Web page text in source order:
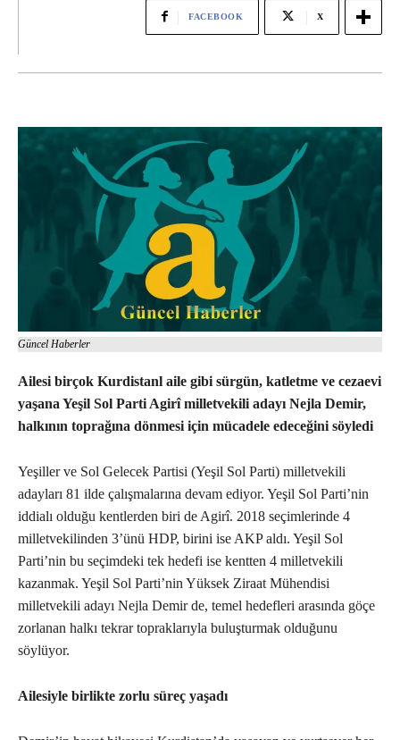
FACEBOOK X
Güncel Haberler
Ailesi birçok Kurdistanl aile gibi sürgün, katletme ve cezaevi
yaşana Yeşil Sol Parti Agirî milletvekili adayı Nejla Demir,
halkının toprağına dönmesi için mücadele edeceğini söyledi
Yeşiller ve Sol Gelecek Partisi (Yeşil Sol Parti) milletvekili
adayları 81 ilde çalışmalarına devam ediyor. Yeşil Sol Parti’nin
iddialı olduğu kentlerden biri de Agirî. 2018 seçimlerinde 4
milletvekilinden 3’ünü HDP, birini ise AKP aldı. Yeşil Sol
Parti’nin bu seçimdeki tek hedefi ise kentten 4 milletvekili
kazanmak. Yeşil Sol Parti’nin Yüksek Ziraat Mühendisi
milletvekili adayı Nejla Demir de, temel hedefleri arasında göçe
zorlanan halkı tekrar topraklarıyla buluşturmak olduğunu
söylüyor.
Ailesiyle birlikte zorlu süreç yaşadı